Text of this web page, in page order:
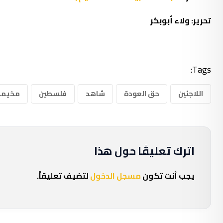
تحرير: ولاء أبوبكر
Tags:
اللاجئين حق العودة شاهد فلسطين
اترك تعليقًا حول هذا
يجب أنت تكونمسجل الدخوللتضيف تعليقاً.